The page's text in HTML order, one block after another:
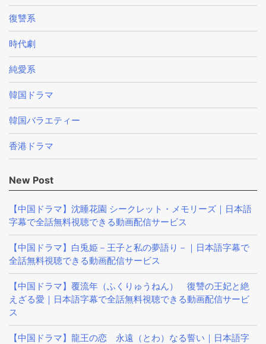
復讐系
時代劇
純愛系
韓国ドラマ
韓国バラエティー
香港ドラマ
New Post
【中国ドラマ】沈睡花園 シークレット・メモリーズ｜日本語
字幕で全話無料視聴できる動画配信サービス
【中国ドラマ】白兎姫－王子と私の夢語り－｜日本語字幕で
全話無料視聴できる動画配信サービス
【中国ドラマ】覆流年（ふくりゅうねん） 復讐の王妃と絶
えざる愛｜日本語字幕で全話無料視聴できる動画配信サービ
ス
【中国ドラマ】龍王の恋 永遠（とわ）なる誓い｜日本語字